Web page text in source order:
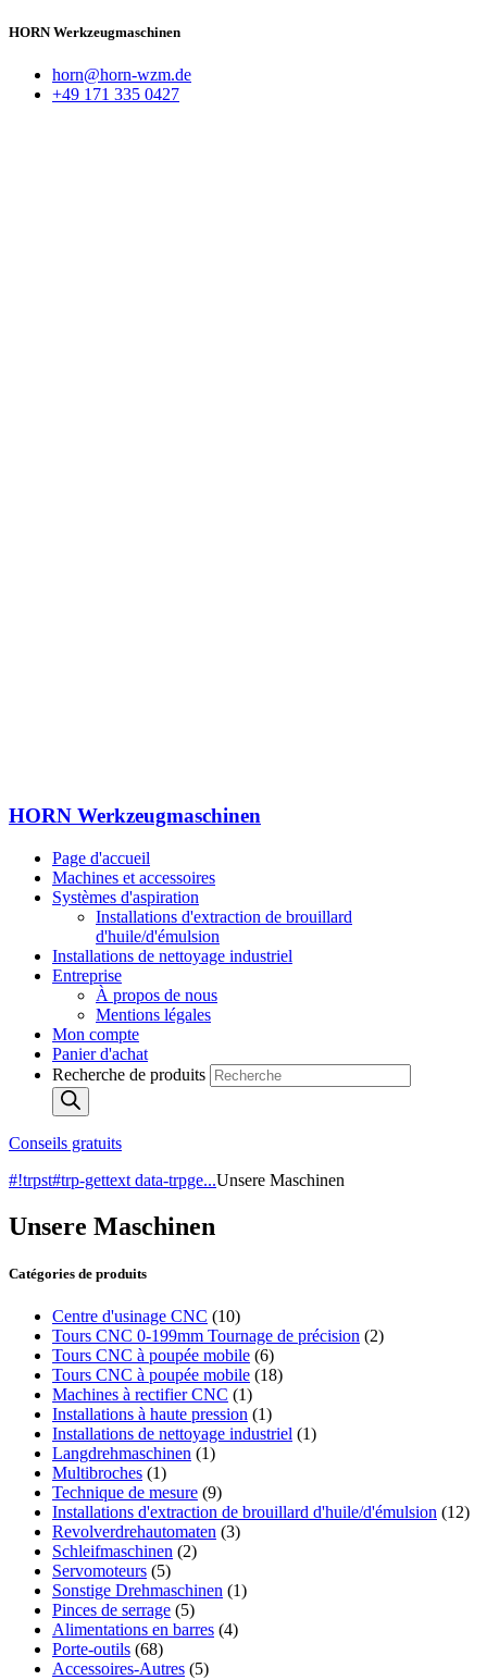
HORN Werkzeugmaschinen
horn@horn-wzm.de
+49 171 335 0427
HORN Werkzeugmaschinen
Page d'accueil
Machines et accessoires
Systèmes d'aspiration
Installations d'extraction de brouillard
d'huile/d'émulsion
Installations de nettoyage industriel
Entreprise
À propos de nous
Mentions légales
Mon compte
Panier d'achat
Recherche de produits
Conseils gratuits
#!trpst#trp-gettext data-trpge...Unsere Maschinen
Unsere Maschinen
Catégories de produits
Centre d'usinage CNC (10)
Tours CNC 0-199mm Tournage de précision (2)
Tours CNC à poupée mobile (6)
Tours CNC à poupée mobile (18)
Machines à rectifier CNC (1)
Installations à haute pression (1)
Installations de nettoyage industriel (1)
Langdrehmaschinen (1)
Multibroches (1)
Technique de mesure (9)
Installations d'extraction de brouillard d'huile/d'émulsion (12)
Revolverdrehautomaten (3)
Schleifmaschinen (2)
Servomoteurs (5)
Sonstige Drehmaschinen (1)
Pinces de serrage (5)
Alimentations en barres (4)
Porte-outils (68)
Accessoires-Autres (5)